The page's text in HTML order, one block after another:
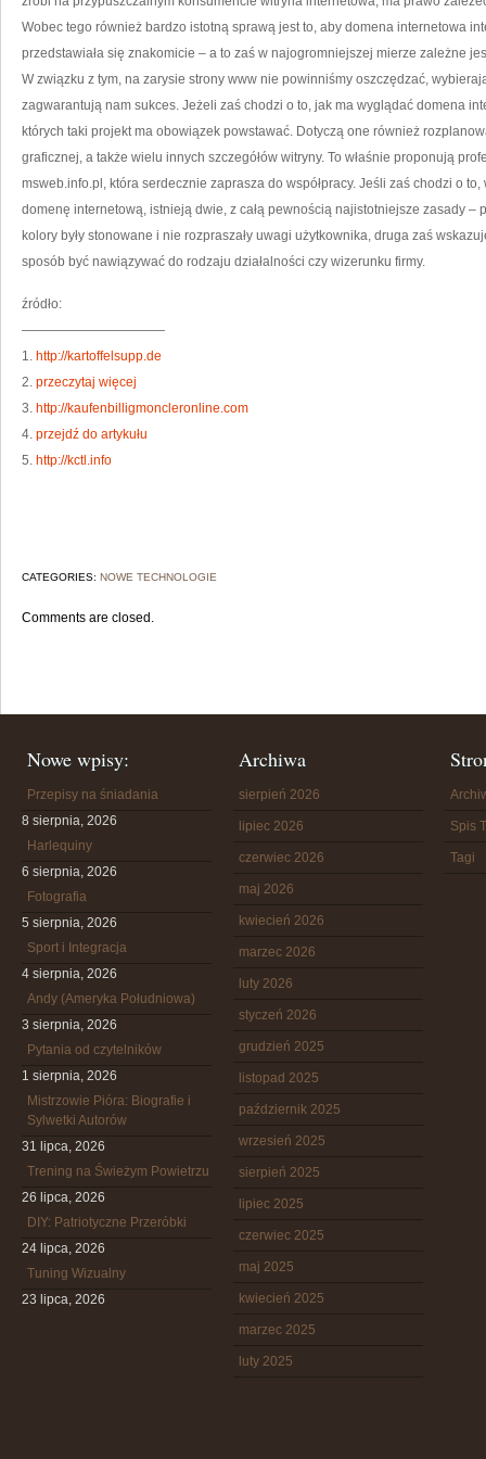
Wobec tego również bardzo istotną sprawą jest to, aby domena internetowa
przedstawiała się znakomicie – a to zaś w najogromniejszej mierze zależne
W związku z tym, na zarysie strony www nie powinniśmy oszczędzać,
zagwarantują nam sukces. Jeżeli zaś chodzi o to, jak ma wyglądać domena
których taki projekt ma obowiązek powstawać. Dotyczą one również
graficznej, a także wielu innych szczegółów witryny. To właśnie proponują
msweb.info.pl, która serdecznie zaprasza do współpracy. Jeśli zaś chodzi o
domenę internetową, istnieją dwie, z całą pewnością najistotniejsze zasady –
kolory były stonowane i nie rozpraszały uwagi użytkownika, druga zaś
sposób być nawiązywać do rodzaju działalności czy wizerunku firmy.
źródło:
———————————
1. http://kartoffelsupp.de
2. przeczytaj więcej
3. http://kaufenbilligmoncleronline.com
4. przejdź do artykułu
5. http://kctl.info
CATEGORIES: NOWE TECHNOLOGIE
Comments are closed.
Nowe wpisy:
Przepisy na śniadania
8 sierpnia, 2026
Harlequiny
6 sierpnia, 2026
Fotografia
5 sierpnia, 2026
Sport i Integracja
4 sierpnia, 2026
Andy (Ameryka Południowa)
3 sierpnia, 2026
Pytania od czytelników
1 sierpnia, 2026
Mistrzowie Pióra: Biografie i
Sylwetki Autorów
31 lipca, 2026
Trening na Świeżym Powietrzu
26 lipca, 2026
DIY: Patriotyczne Przeróbki
24 lipca, 2026
Tuning Wizualny
23 lipca, 2026
Archiwa
sierpień 2026
lipiec 2026
czerwiec 2026
maj 2026
kwiecień 2026
marzec 2026
luty 2026
styczeń 2026
grudzień 2025
listopad 2025
październik 2025
wrzesień 2025
sierpień 2025
lipiec 2025
czerwiec 2025
maj 2025
kwiecień 2025
marzec 2025
luty 2025
Spis
Tagi